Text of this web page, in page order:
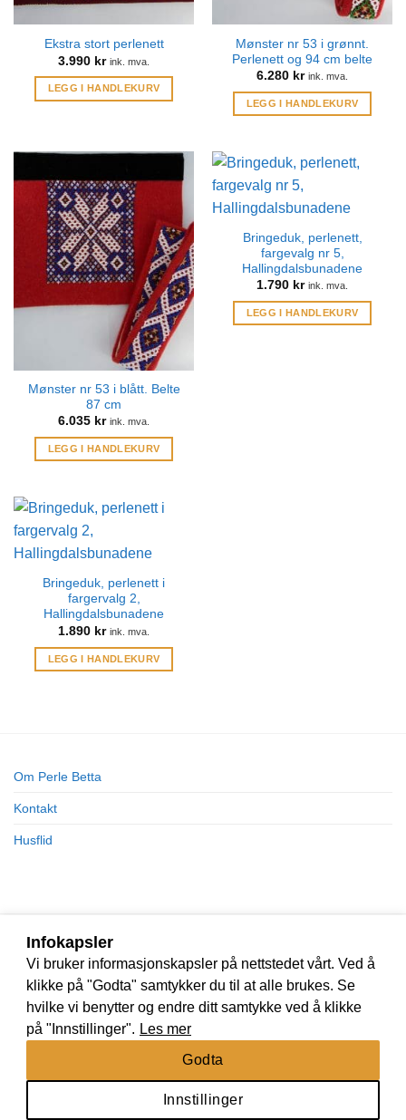
Infokapsler
Vi bruker informasjonskapsler på nettstedet vårt. Ved å
klikke på "Godta" samtykker du til at alle brukes. Se
hvilke vi benytter og endre ditt samtykke ved å klikke
på "Innstillinger". Les mer
Innstillinger
Godta
Ekstra stort perlenett
3.990 kr ink. mva.
LEGG I HANDLEKURV
Mønster nr 53 i grønnt.
Perlenett og 94 cm belte
6.280 kr ink. mva.
LEGG I HANDLEKURV
Mønster nr 53 i blått. Belte
87 cm
6.035 kr ink. mva.
LEGG I HANDLEKURV
Bringeduk, perlenett,
fargevalg nr 5,
Hallingdalsbunadene
1.790 kr ink. mva.
LEGG I HANDLEKURV
Bringeduk, perlenett i
fargervalg 2,
Hallingdalsbunadene
1.890 kr ink. mva.
LEGG I HANDLEKURV
Om Perle Betta
Kontakt
Husflid
Nettbutikk levert avNettrakett.no